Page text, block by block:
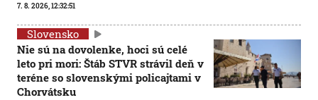
7. 8. 2026, 12:32:51
Slovensko
Nie sú na dovolenke, hoci sú celé
leto pri mori: Štáb STVR strávil deň v
teréne so slovenskými policajtami v
Chorvátsku